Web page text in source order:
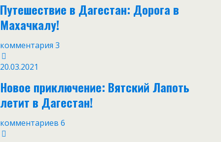
Путешествие в Дагестан: Дорога в
Махачкалу!
комментария 3
20.03.2021
Новое приключение: Вятский Лапоть
летит в Дагестан!
комментариев 6